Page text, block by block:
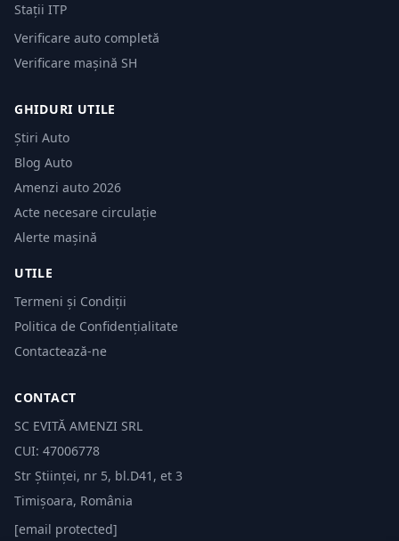
Stații ITP
Verificare auto completă
Verificare mașină SH
GHIDURI UTILE
Știri Auto
Blog Auto
Amenzi auto 2026
Acte necesare circulație
Alerte mașină
UTILE
Termeni și Condiții
Politica de Confidențialitate
Contactează-ne
CONTACT
SC EVITĂ AMENZI SRL
CUI: 47006778
Str Științei, nr 5, bl.D41, et 3
Timișoara, România
[email protected]